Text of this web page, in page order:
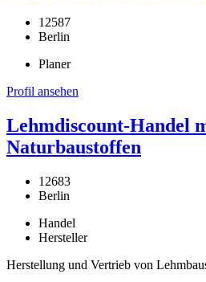
12587
Berlin
Planer
Profil ansehen
Lehmdiscount-Handel
Naturbaustoffen
12683
Berlin
Handel
Hersteller
Herstellung und Vertrieb von